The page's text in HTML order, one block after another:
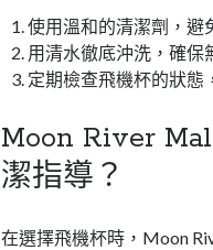
使用溫和的清潔劑，避
用清水徹底沖洗，確保
定期檢查飛機杯的狀態
Moon River
潔指導？
在選擇飛機杯時，Moon